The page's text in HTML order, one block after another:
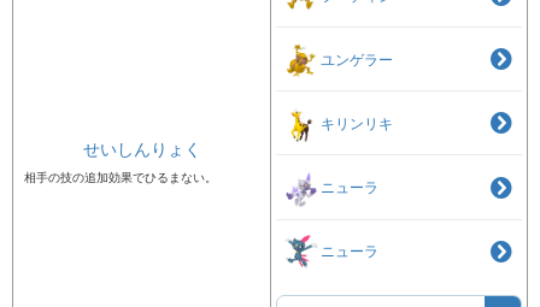
せいしんりょく
相手の技の追加効果でひるまない。
ユンゲラー
キリンリキ
ニューラ
ニューラ